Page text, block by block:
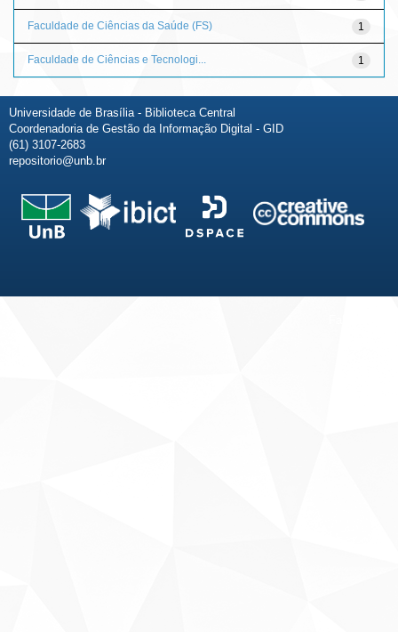
1
Faculdade de Ciências da Saúde (FS)
1
Faculdade de Ciências e Tecnologi...
Universidade de Brasília - Biblioteca Central
Coordenadoria de Gestão da Informação Digital - GID
(61) 3107-2683
repositorio@unb.br